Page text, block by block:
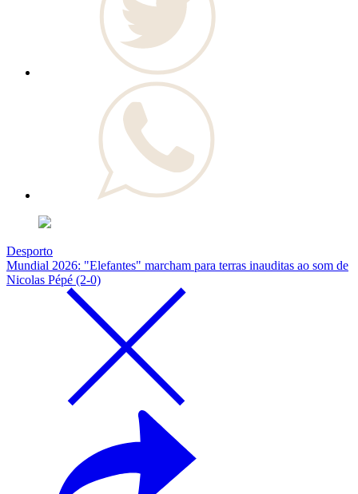
Desporto
Mundial 2026: "Elefantes" marcham para terras inauditas ao som de
Nicolas Pépé (2-0)